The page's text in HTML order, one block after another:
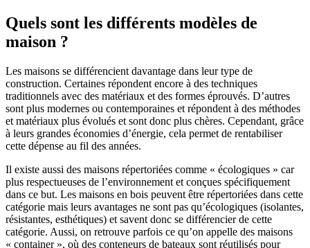
Quels sont les différents modèles de
maison ?
Les maisons se différencient davantage dans leur type de
construction. Certaines répondent encore à des techniques
traditionnels avec des matériaux et des formes éprouvés. D’autres
sont plus modernes ou contemporaines et répondent à des méthodes
et matériaux plus évolués et sont donc plus chères. Cependant, grâce
à leurs grandes économies d’énergie, cela permet de rentabiliser
cette dépense au fil des années.
Il existe aussi des maisons répertoriées comme « écologiques » car
plus respectueuses de l’environnement et conçues spécifiquement
dans ce but. Les maisons en bois peuvent être répertoriées dans cette
catégorie mais leurs avantages ne sont pas qu’écologiques (isolantes,
résistantes, esthétiques) et savent donc se différencier de cette
catégorie. Aussi, on retrouve parfois ce qu’on appelle des maisons
« container », où des conteneurs de bateaux sont réutilisés pour